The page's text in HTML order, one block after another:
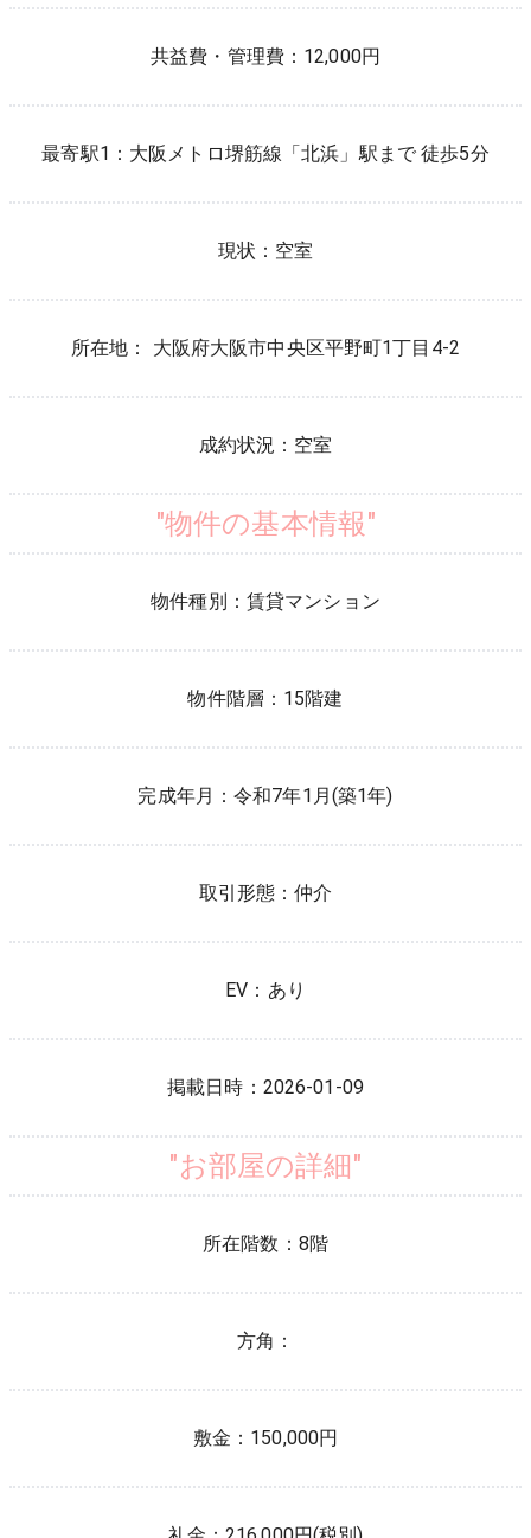
共益費・管理費： 12,000円
最寄駅1： 大阪メトロ堺筋線 「北浜 」駅まで 徒歩5分
現状： 空室
所在地： 大阪府大阪市中央区平野町1丁目 4-2
成約状況： 空室
"物件の基本情報"
物件種別： 賃貸マンション
物件階層： 15階建
完成年月：令和7年1月(築1年)
取引形態：仲介
EV： あり
掲載日時： 2026-01-09
"お部屋の詳細"
所在階数： 8階
方角：
敷金： 150,000円